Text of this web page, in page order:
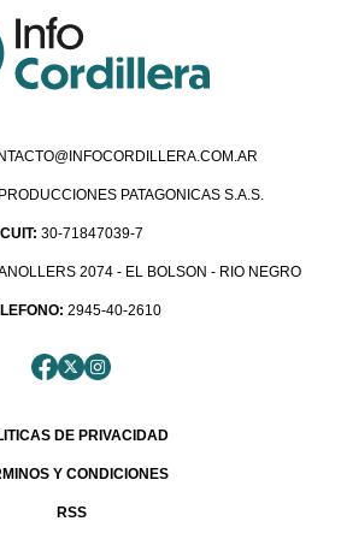
PRODUCCIONES PATAGONICAS S.A.S.
CUIT: 30-71847039-7
2074 - EL BOLSON - RIO NEGRO
2945-40-2610
DE PRIVACIDAD
Y CONDICIONES
RSS